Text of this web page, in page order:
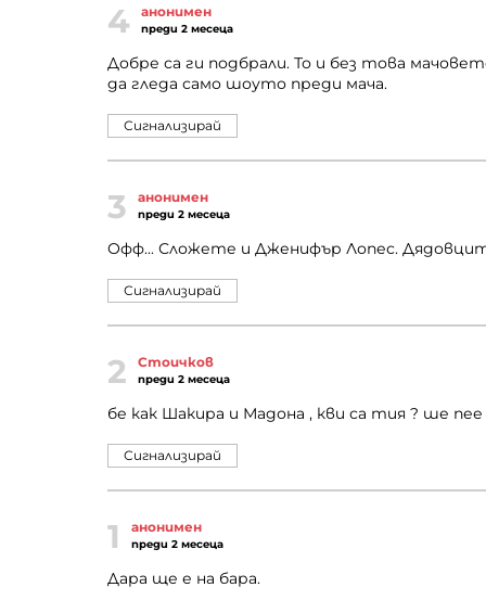
4 анонимен
преди 2 месеца
Добре са ги подбрали. То и без това
да гледа само шоуто преди мача.
Сигнализирай
3 анонимен
преди 2 месеца
Офф... Сложете и Дженифър Лопес.
Сигнализирай
2 Стоичков
преди 2 месеца
бе как Шакира и Мадона , кви са тия ? ше
Сигнализирай
1 анонимен
преди 2 месеца
Дара ще е на бара.